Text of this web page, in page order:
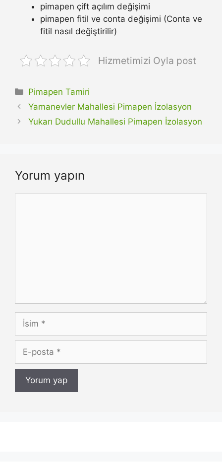
pimapen çift açılım değişimi
pimapen fitil ve conta değişimi (Conta ve
fitil nasıl değiştirilir)
Hizmetimizi Oyla post
Kategoriler
Pimapen Tamiri
Yamanevler Mahallesi Pimapen İzolasyon
Yukarı Dudullu Mahallesi Pimapen İzolasyon
Yorum yapın
İsim
posta